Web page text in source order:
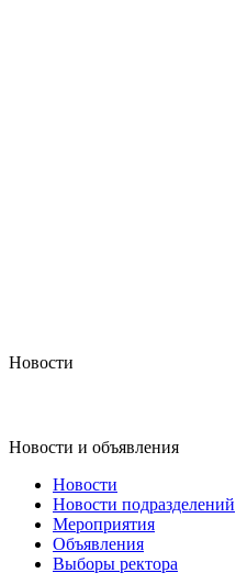
Новости
Новости и объявления
Новости
Новости подразделений
Мероприятия
Объявления
Выборы ректора